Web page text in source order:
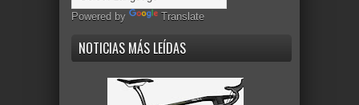
Powered by Translate
NOTICIAS MÁS LEÍDAS